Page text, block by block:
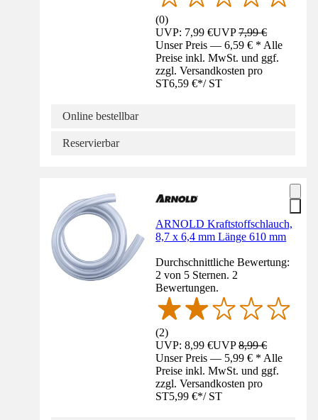
(0)
UVP: 7,99 €UVP7,99 €
Unser Preis — 6,59 € * Alle
Preise inkl. MwSt. und ggf.
zzgl. Versandkosten pro
ST6,59 €*/ ST
Online bestellbar
Reservierbar
ARNOLD Kraftstoffschlauch,
8,7 x 6,4 mm Länge 610 mm
Durchschnittliche Bewertung:
2 von 5 Sternen. 2
Bewertungen.
(2)
UVP: 8,99 €UVP8,99 €
Unser Preis — 5,99 € * Alle
Preise inkl. MwSt. und ggf.
zzgl. Versandkosten pro
ST5,99 €*/ ST